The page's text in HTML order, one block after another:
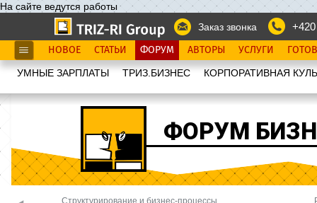
На сайте ведутся работы
Заказ звонка
НОВОЕ СТАТЬИ ФОРУМ АВТОРЫ УСЛУГИ
УМНЫЕ ЗАРПЛАТЫ ТРИЗ.БИЗНЕС КОРПОРАТИВНАЯ
ФОРУМ
Структурирование и бизнес-процессы